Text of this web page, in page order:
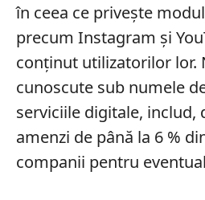
în ceea ce privește
precum Instagram și
conținut utilizatorilor lor.
cunoscute sub numele
serviciile digitale, includ,
amenzi de până la 6 %
companii pentru